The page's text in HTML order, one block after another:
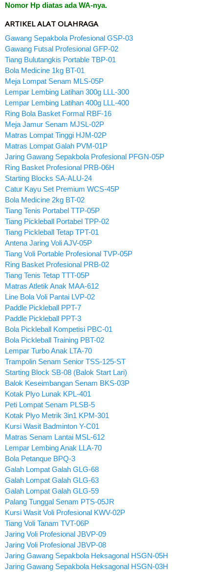
Nomor Hp diatas ada WA-nya.
ARTIKEL ALAT OLAHRAGA
Gawang Sepakbola Profesional GSP-03
Gawang Futsal Profesional GFP-02
Tiang Bulutangkis Portable TBP-01
Bola Medicine 1kg BT-01
Meja Lompat Senam MLS-05P
Lempar Lembing Latihan 300g LLL-300
Lempar Lembing Latihan 400g LLL-400
Ring Bola Basket Formal RBF-16
Meja Jamur Senam MJSL-02P
Matras Lompat Tinggi HJM-02P
Matras Lompat Galah PVM-01P
Jaring Gawang Sepakbola Profesional PFGN-05P
Ring Basket Profesional PRB-06H
Starting Blocks SA-ALU-24
Catur Kayu Set Premium WCS-45P
Bola Medicine 2kg BT-02
Tiang Tenis Portabel TTP-05P
Tiang Pickleball Portabel TPP-02
Tiang Pickleball Tetap TPT-01
Antena Jaring Voli AJV-05P
Tiang Voli Portable Profesional TVP-05P
Ring Basket Profesional PRB-02
Tiang Tenis Tetap TTT-05P
Matras Atletik Anak MAA-612
Line Bola Voli Pantai LVP-02
Paddle Pickleball PPT-7
Paddle Pickleball PPT-3
Bola Pickleball Kompetisi PBC-01
Bola Pickleball Training PBT-02
Lempar Turbo Anak LTA-70
Trampolin Senam Senior TSS-125-ST
Starting Block SB-08 (Balok Start Lari)
Balok Keseimbangan Senam BKS-03P
Kotak Plyo Lunak KPL-401
Peti Lompat Senam PLSB-5
Kotak Plyo Metrik 3in1 KPM-301
Kursi Wasit Badminton Y-C01
Matras Senam Lantai MSL-612
Lempar Lembing Anak LLA-70
Bola Petanque BPQ-3
Galah Lompat Galah GLG-68
Galah Lompat Galah GLG-63
Galah Lompat Galah GLG-59
Palang Tunggal Senam PTS-05JR
Kursi Wasit Voli Profesional KWV-02P
Tiang Voli Tanam TVT-06P
Jaring Voli Profesional JBVP-09
Jaring Voli Profesional JBVP-08
Jaring Gawang Sepakbola Heksagonal HSGN-05H
Jaring Gawang Sepakbola Heksagonal HSGN-03H